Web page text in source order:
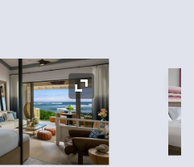
アイコンの拡大